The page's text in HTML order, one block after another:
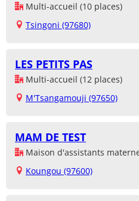
Multi-accueil (10 places)
Tsingoni (97680)
LES PETITS PAS
Multi-accueil (12 places)
M'Tsangamouji (97650)
MAM DE TEST
Maison d'assistants
Koungou (97600)